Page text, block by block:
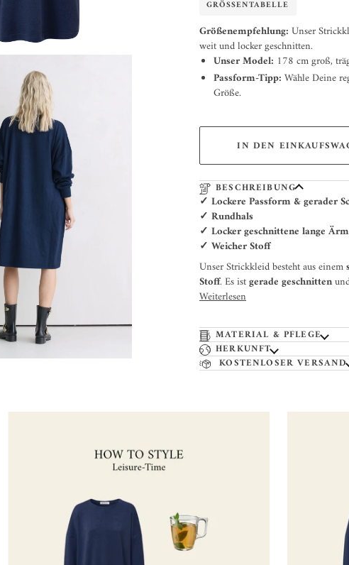
GRÖSSENTABELLE
Größenempfehlung: Unser
weit und locker geschnitten.
Unser Model: 178 cm groß,
Passform-Tipp: Wähle Deine
Größe.
IN DEN
BESCHREIBUNG
✓ Lockere Passform & gerader
✓ Rundhals
✓ Locker geschnittene lange
✓ Weicher Stoff
Unser Strickkleid besteht aus einem
Stoff. Es istgerade geschnitten
Weiterlesen
MATERIAL & PFLEGE
HERKUNFT
KOSTENLOSER VERSAND